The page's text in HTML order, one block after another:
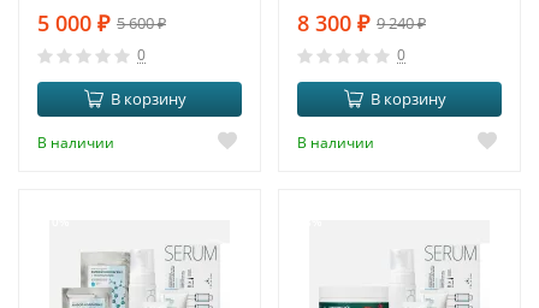
5 000 ₽ 5 600₽
0
В корзину
В наличии
8 300 ₽ 9 240₽
0
В корзину
В наличии